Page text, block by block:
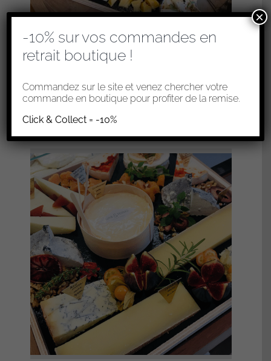
PLATEAUX DE FROMAGES – COCKTAIL
(RETRAIT EN BOUTIQUE UNIQUEMENT)
0,00
Sélectionner les options
-10% sur vos commandes en
retrait boutique !
Commandez sur le site et venez chercher votre
commande en boutique pour profiter de la remise.
Click & Collect = -10%
×